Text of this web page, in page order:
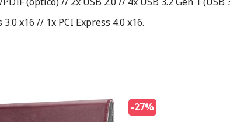
x16 // 1x PCI Express 4.0 x16.
-27%